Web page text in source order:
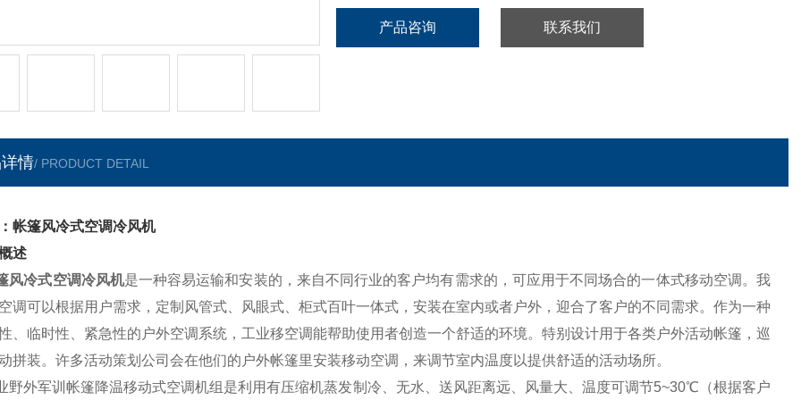
产品咨询 联系我们
情/ PRODUCT DETAIL
帐篷风冷式空调冷风机
述
风冷式空调冷风机是一种容易运输和安装的，来自不同行业的客户均有需求的，可应用于不同场合的一体式移动空调。我
调可以根据用户需求，定制风管式、风眼式、柜式百叶一体式，安装在室内或者户外，迎合了客户的不同需求。作为一种
、临时性、紧急性的户外空调系统，工业移空调能帮助使用者创造一个舒适的环境。特别设计用于各类户外活动帐篷，巡
拼装。许多活动策划公司会在他们的户外帐篷里安装移动空调，来调节室内温度以提供舒适的活动场所。
外军训帐篷降温移动式空调机组是利用有压缩机蒸发制冷、无水、送风距离远、风量大、温度可调节5~30℃（根据客户